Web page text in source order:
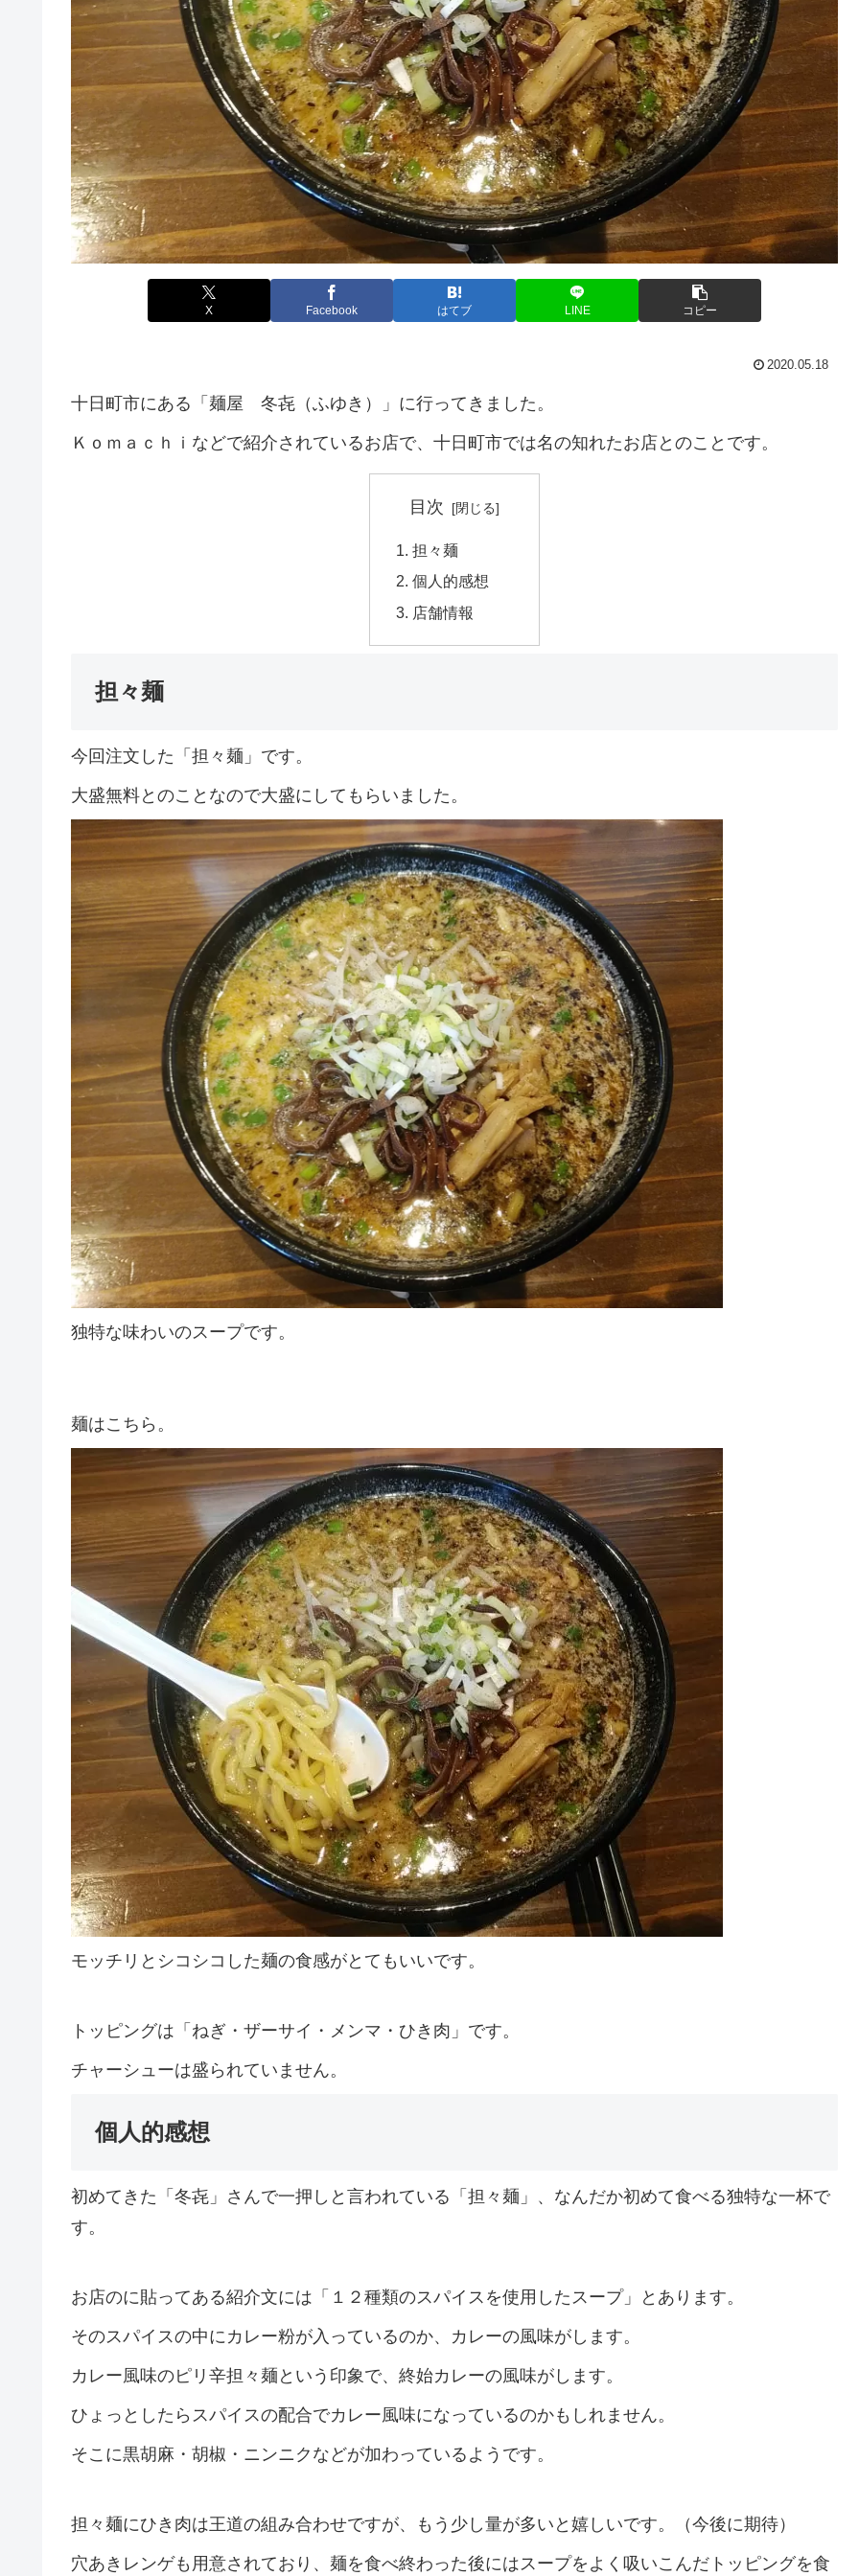
X Facebook はてブ LINE コピー
2020.05.18
十日町市にある「麺屋 冬㐂（ふゆき）」に行ってきました。
Ｋｏｍａｃｈｉなどで紹介されているお店で、十日町市では名の知れたお店とのことです。
目次
担々麺
個人的感想
店舗情報
担々麺
今回注文した「担々麺」です。
大盛無料とのことなので大盛にしてもらいました。
独特な味わいのスープです。
麺はこちら。
モッチリとシコシコした麺の食感がとてもいいです。
トッピングは「ねぎ・ザーサイ・メンマ・ひき肉」です。
チャーシューは盛られていません。
個人的感想
初めてきた「冬㐂」さんで一押しと言われている「担々麺」、なんだか初めて食べる独特な一杯で
す。
お店のに貼ってある紹介文には「１２種類のスパイスを使用したスープ」とあります。
そのスパイスの中にカレー粉が入っているのか、カレーの風味がします。
カレー風味のピリ辛担々麺という印象で、終始カレーの風味がします。
ひょっとしたらスパイスの配合でカレー風味になっているのかもしれません。
そこに黒胡麻・胡椒・ニンニクなどが加わっているようです。
担々麺にひき肉は王道の組み合わせですが、もう少し量が多いと嬉しいです。（今後に期待）
穴あきレンゲも用意されており、麺を食べ終わった後にはスープをよく吸いこんだトッピングを食